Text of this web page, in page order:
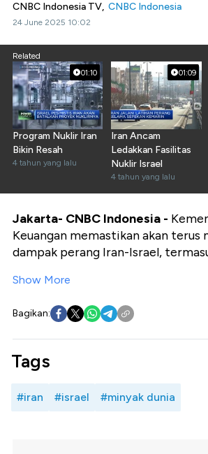
CNBC Indonesia TV, CNBC Indonesia
24 June 2025 10:02
Related
01:10
Program Nuklir Iran
Bikin Resah
4 tahun yang lalu
01:09
Iran Ancam
Ledakkan Fasilitas
Nuklir Israel
4 tahun yang lalu
Jakarta- CNBC Indonesia -
Keuangan memastikan akan terus
dampak perang Iran-Israel,
Show More
Bagikan:
Tags
#iran #israel #minyak dunia